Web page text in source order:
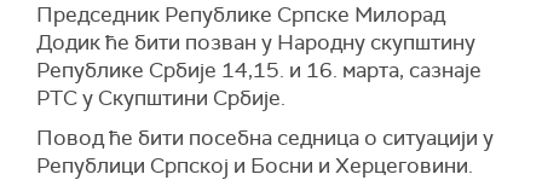
Председник Републике Српске Милорад
Додик ће бити позван у Народну скупштину
Републике Србије 14,15. и 16. марта, сазнаје
РТС у Скупштини Србије.
Повод ће бити посебна седница о ситуацији у
Републици Српској и Босни и Херцеговини.